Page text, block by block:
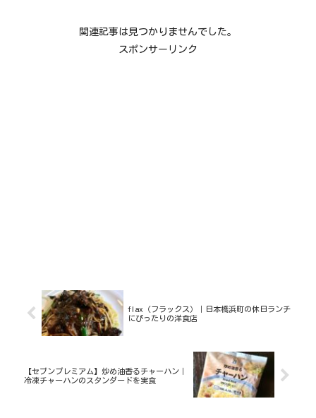
関連記事は見つかりませんでした。
スポンサーリンク
flax（フラックス）｜日本橋浜町の休日ランチ
にぴったりの洋食店
【セブンプレミアム】炒め油香るチャーハン｜
冷凍チャーハンのスタンダードを実食